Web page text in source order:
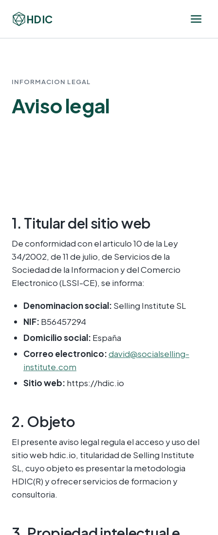
HDIC
INFORMACION LEGAL
Aviso legal
1. Titular del sitio web
De conformidad con el articulo 10 de la Ley
34/2002, de 11 de julio, de Servicios de la
Sociedad de la Informacion y del Comercio
Electronico (LSSI-CE), se informa:
Denominacion social: Selling Institute SL
NIF: B56457294
Domicilio social: España
Correo electronico:david@socialselling-
institute.com
Sitio web: https://hdic.io
2. Objeto
El presente aviso legal regula el acceso y uso del
sitio web hdic.io, titularidad de Selling Institute
SL, cuyo objeto es presentar la metodologia
HDIC(R) y ofrecer servicios de formacion y
consultoria.